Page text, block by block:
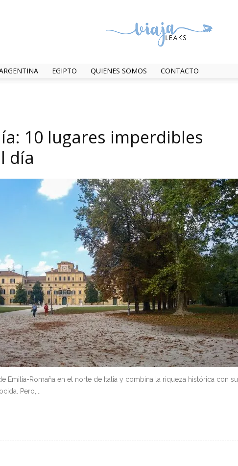
EGIPTO QUIENES SOMOS CONTACTO
10 lugares imperdibles
día
Emilia-Romaña en el norte de Italia y combina la riqueza histórica con su
Pero,...